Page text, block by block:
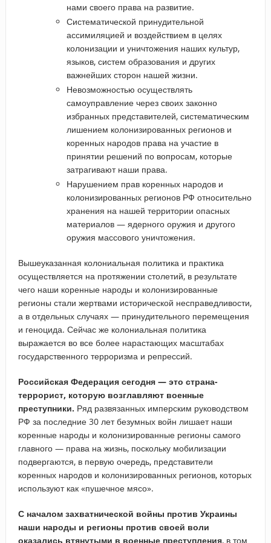
нами своего права на развитие.
Систематической принудительной
ассимиляцией и воздействием в целях
колонизации и уничтожения наших культур,
языков, систем образования и других
важнейших сторон нашей жизни.
Невозможностью осуществлять
самоуправление через своих законно
избранных представителей, систематическим
лишением колонизированных регионов и
коренных народов права на участие в
принятии решений по вопросам, которые
затрагивают наши права.
Нарушением прав коренных народов и
колонизированных регионов РФ относительно
хранения на нашей территории опасных
материалов — ядерного оружия и другого
оружия массового уничтожения.
Вышеуказанная колониальная политика и практика
осуществляется на протяжении столетий, в результате
чего наши коренные народы и колонизированные
регионы стали жертвами исторической несправедливости,
а в отдельных случаях — принудительного перемещения
и геноцида. Сейчас же колониальная политика
выражается во все более нарастающих масштабах
государственного терроризма и репрессий.
Российская Федерация сегодня — это страна-
террорист, которую возглавляют военные
преступники. Ряд развязанных имперским руководством
РФ за последние 30 лет безумных войн лишает наши
коренные народы и колонизированные регионы самого
главного — права на жизнь, поскольку мобилизации
подвергаются, в первую очередь, представители
коренных народов и колонизированных регионов, которых
используют как «пушечное мясо».
С началом захватнической войны против Украины
наши народы и регионы против своей воли
оказались втянутыми в военные преступления, в том